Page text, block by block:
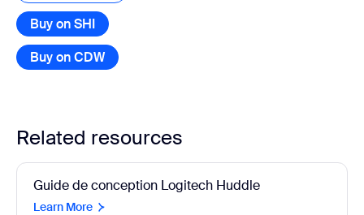
Buy on SHI
Buy on CDW
Related resources
Guide de conception Logitech Huddle
Learn More